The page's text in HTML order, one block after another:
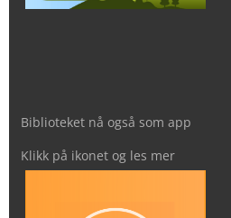
Biblioteket nå også som app
Klikk på ikonet og les mer